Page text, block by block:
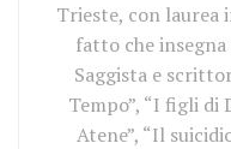
Trieste, con laurea
fatto che
Saggista e
Tempo”, “I figli di
Atene”, “Il